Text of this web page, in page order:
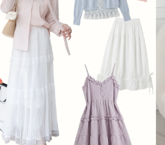
下反摺牛仔短裙 / SS13381 蛋糕短裙 /
【顏色：白/杏/黑】
質料：針織/聚酯纖維】
度：春夏款/⭐️較薄】
【內裡：無】